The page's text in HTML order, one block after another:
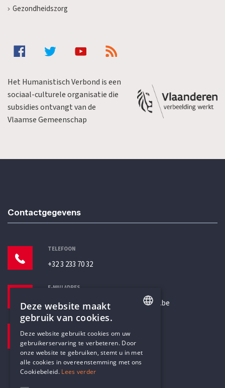
Gezondheidszorg
Het Humanistisch Verbond is een
sociaal-culturele organisatie die
subsidies ontvangt van de
Vlaamse Gemeenschap
Contactgegevens
TELEFOON
+32 3 233 70 32
E-MAILADRES
secretariaat@humanistischverbond.be
Pottenbrug 4
Antwerpen, 2000
DUTCH
Deze website maakt
gebruik van cookies.
Deze website gebruikt cookies om uw
gebruikerservaring te verbeteren. Door
onze website te gebruiken, stemt u in met
alle cookies in overeenstemming met ons
Cookiebeleid. Lees verder